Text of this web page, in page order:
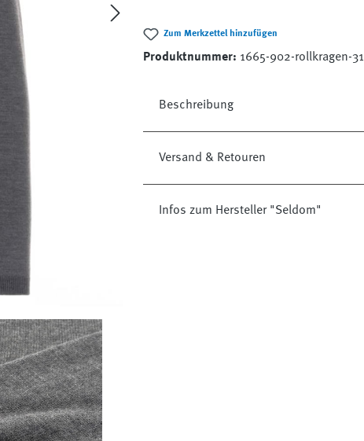
Zum Merkzettel hinzufügen
Produktnummer: 1665-902-rollkragen-
Beschreibung
Versand & Retouren
Infos zum Hersteller "Seldom"